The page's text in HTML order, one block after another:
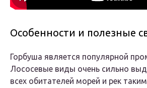
Особенности и полезные
Горбуша является популярной
Лососевые виды очень сильно
всех обитателей морей и рек